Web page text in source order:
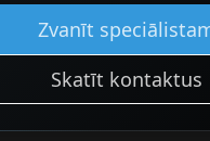
Zvanīt
Skatīt kontaktus